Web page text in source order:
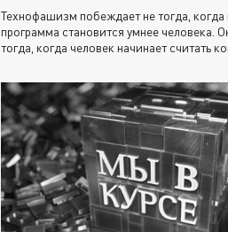
Технофашизм побеждает не тогда, когда
программа становится умнее человека.
тогда, когда человек начинает считать